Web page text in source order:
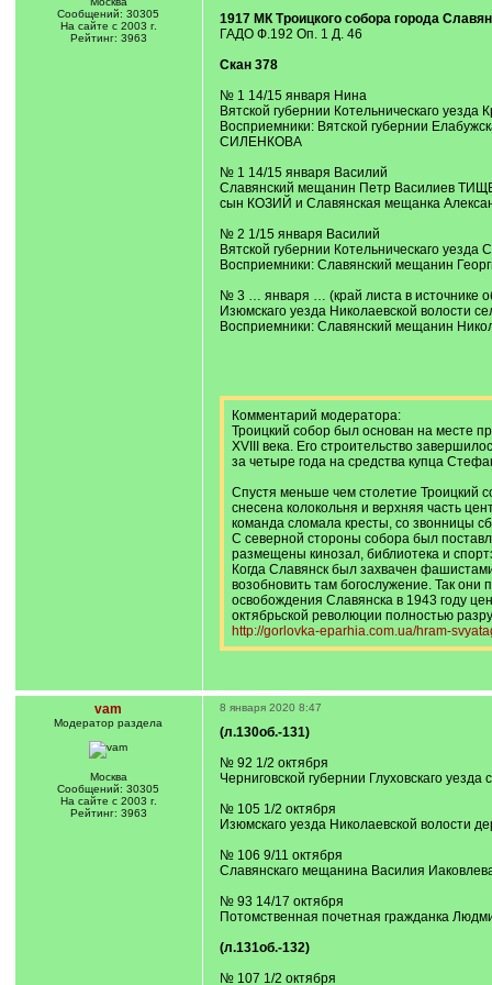
Сообщений: 30305
На сайте с 2003 г.
Рейтинг: 3963
1917 МК Троицкого собора города
ГАДО Ф.192 Оп. 1 Д. 46
Скан 378
№ 1 14/15 января Нина
Вятской губернии Котельническаго
Восприемники: Вятской губернии
СИЛЕНКОВА
№ 1 14/15 января Василий
Славянский мещанин Петр Василиев
сын КОЗИЙ и Славянская мещанка
№ 2 1/15 января Василий
Вятской губернии Котельническаго
Восприемники: Славянский мещанин
№ 3 … января … (край листа в источнике
Изюмскаго уезда Николаевской волости
Восприемники: Славянский мещанин
Комментарий модератора:
Троицкий собор был основан на месте
XVIII века. Его строительство
за четыре года на средства купца
Спустя меньше чем столетие Троицкий
снесена колокольня и верхняя часть
команда сломала кресты, со звонницы
С северной стороны собора был
размещены кинозал, библиотека и
Когда Славянск был захвачен
возобновить там богослужение. Так они
освобождения Славянска в 1943 году
октябрьской революции полностью
http://gorlovka-eparhia.com.ua/hram-
vam
Модератор раздела
Москва
Сообщений: 30305
На сайте с 2003 г.
Рейтинг: 3963
8 января 2020 8:47
(л.130об.-131)
№ 92 1/2 октября
Черниговской губернии Глуховскаго
№ 105 1/2 октября
Изюмскаго уезда Николаевской волости
№ 106 9/11 октября
Славянскаго мещанина Василия
№ 93 14/17 октября
Потомственная почетная гражданка
(л.131об.-132)
№ 107 1/2 октября